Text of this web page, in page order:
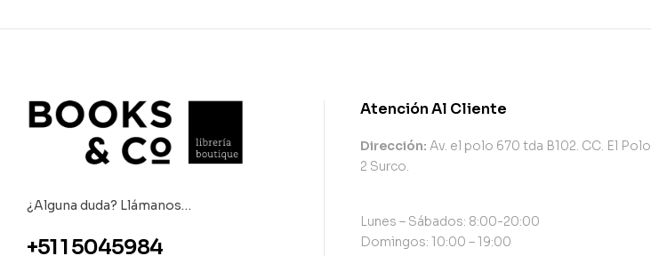
¿Alguna duda? Llámanos…
+51 1 5045984
Atención Al Cliente
Dirección: Av. el polo 670 tda B102. CC. El Polo
2 Surco.
Lunes – Sábados: 8:00-20:00
Domingos: 10:00 – 19:00